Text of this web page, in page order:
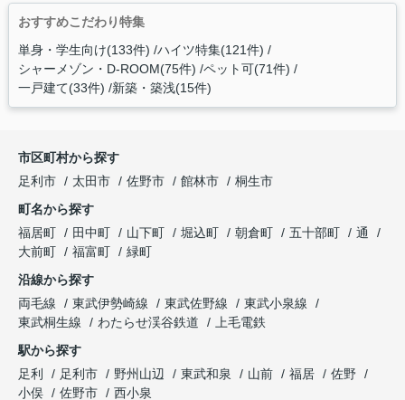
おすすめこだわり特集
単身・学生向け(133件) ハイツ特集(121件)
シャーメゾン・D-ROOM(75件) ペット可(71件)
一戸建て(33件) 新築・築浅(15件)
市区町村から探す
足利市
太田市 佐野市 館林市
桐生市
町名から探す
福居町
田中町 山下町 堀込町 朝倉町 五十部町
通
大前町
福富町
緑町
沿線から探す
両毛線
東武伊勢崎線 東武佐野線
東武小泉線
東武桐生線
わたらせ渓谷鉄道
上毛電鉄
駅から探す
足利
足利市 野州山辺 東武和泉 山前 福居
佐野
小俣
佐野市 西小泉